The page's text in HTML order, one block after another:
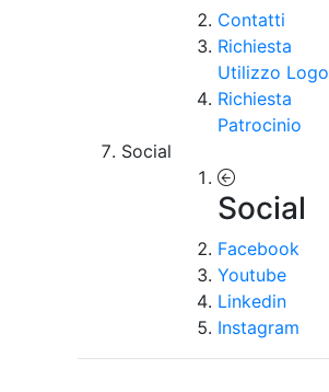
Contatti
Richiesta
Utilizzo Logo
Richiesta
Patrocinio
Social
Social
Facebook
Youtube
Linkedin
Instagram